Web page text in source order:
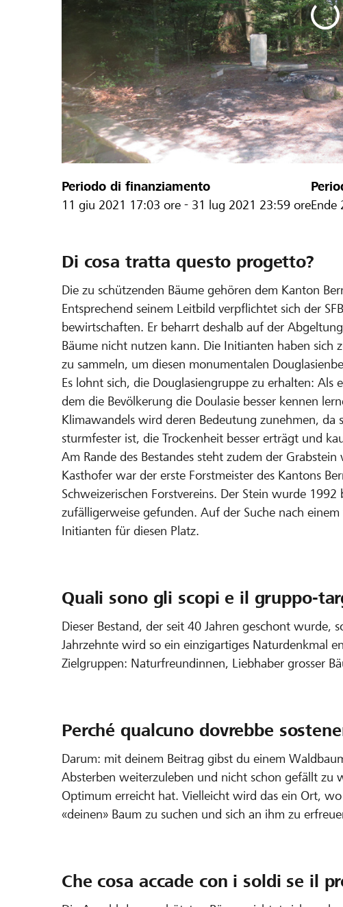
Periodo di finanziamento
11 giu 2021 17:03 ore - 31 lug 2021 23:59 oreEnde
Di cosa tratta questo progetto?
Die zu schützenden Bäume gehören dem Kanton
Entsprechend seinem Leitbild verpflichtet sich der
bewirtschaften. Er beharrt deshalb auf der
Bäume nicht nutzen kann. Die Initianten haben sich
zu sammeln, um diesen monumentalen
Es lohnt sich, die Douglasiengruppe zu erhalten:
dem die Bevölkerung die Doulasie besser kennen
Klimawandels wird deren Bedeutung zunehmen, da
sturmfester ist, die Trockenheit besser erträgt und
Am Rande des Bestandes steht zudem der
Kasthofer war der erste Forstmeister des Kantons
Schweizerischen Forstvereins. Der Stein wurde
zufälligerweise gefunden. Auf der Suche nach
Initianten für diesen Platz.
Quali sono gli scopi e il gruppo-
Dieser Bestand, der seit 40 Jahren geschont wurde,
Jahrzehnte wird so ein einzigartiges Naturdenkmal
Zielgruppen: Naturfreundinnen, Liebhaber grosser
Perché qualcuno dovrebbe
Darum: mit deinem Beitrag gibst du einem
Absterben weiterzuleben und nicht schon gefällt zu
Optimum erreicht hat. Vielleicht wird das ein Ort,
«deinen» Baum zu suchen und sich an ihm zu
Che cosa accade con i soldi se il